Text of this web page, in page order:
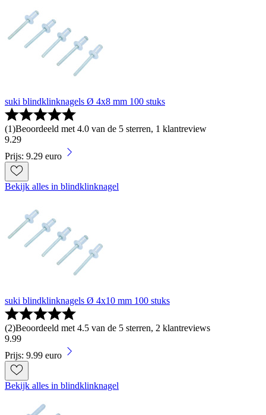
suki blindklinknagels Ø 4x8 mm 100 stuks
(1)Beoordeeld met 4.0 van de 5 sterren, 1 klantreview
9.29
Prijs: 9.29 euro
Bekijk alles in blindklinknagel
suki blindklinknagels Ø 4x10 mm 100 stuks
(2)Beoordeeld met 4.5 van de 5 sterren, 2 klantreviews
9.99
Prijs: 9.99 euro
Bekijk alles in blindklinknagel